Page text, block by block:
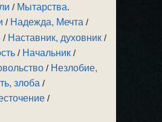
/ Мытарства.
/ Надежда, Мечта /
/ Наставник, духовник /
/ Начальник /
/ Незлобие,
злоба /
/